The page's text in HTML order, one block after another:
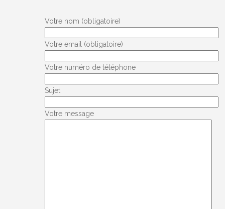
Votre nom (obligatoire)
Votre email (obligatoire)
Votre numéro de téléphone
Sujet
Votre message